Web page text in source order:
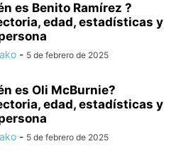
es Benito Ramírez ?
edad, estadísticas y
- 5 de febrero de 2025
es Oli McBurnie?
edad, estadísticas y
- 5 de febrero de 2025